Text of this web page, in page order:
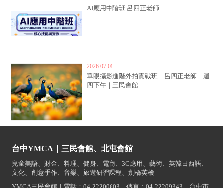
AI應用中階班 呂四正老師
2026.07.01
單眼攝影進階外拍實戰班｜呂四正老師｜週
四下午｜三民會館
台中YMCA｜三民會館、北屯會館
兒童美語、財金、料理、健身、電商、3C應用、藝術、英韓日西語、
文化、創意手作、音樂、旅遊研習課程、劍橋英檢
YMCA三民會館｜電話：04-22200603｜傳真：04-22209343｜台中市